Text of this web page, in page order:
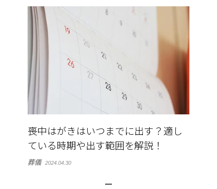
喪中はがきはいつまでに出す？適し
ている時期や出す範囲を解説！
葬儀 2024.04.30